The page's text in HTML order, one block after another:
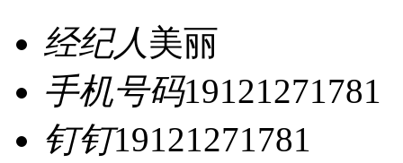
经纪人 美丽
手机号码19121271781
钉钉19121271781